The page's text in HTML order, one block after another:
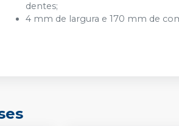
dentes;
4 mm de largura e 170 mm de